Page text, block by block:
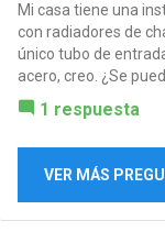
Mi casa tiene una
con radiadores de
único tubo de
acero, creo. ¿Se
1 respuesta
VER MÁS